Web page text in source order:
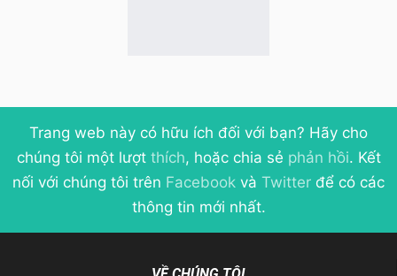
Trang web này có hữu ích đối với bạn? Hãy cho
chúng tôi một lượt thích, hoặc chia sẻ phản hồi. Kết
nối với chúng tôi trên Facebook và Twitter để có các
thông tin mới nhất.